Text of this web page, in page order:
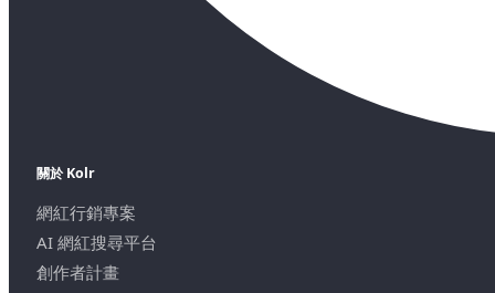
關於 Kolr
網紅行銷專案
AI 網紅搜尋平台
創作者計畫